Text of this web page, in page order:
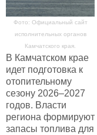
Фото: Официальный сайт
исполнительных органов
Камчатского края.
В Камчатском крае
идет подготовка к
отопительному
сезону 2026–2027
годов. Власти
региона формируют
запасы топлива для